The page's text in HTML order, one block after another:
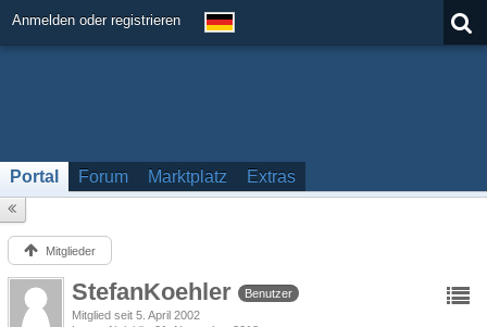
Anmelden oder registrieren
Portal Forum Marktplatz Extras
Mitglieder
StefanKoehler
Benutzer
Mitglied seit 5. April 2002